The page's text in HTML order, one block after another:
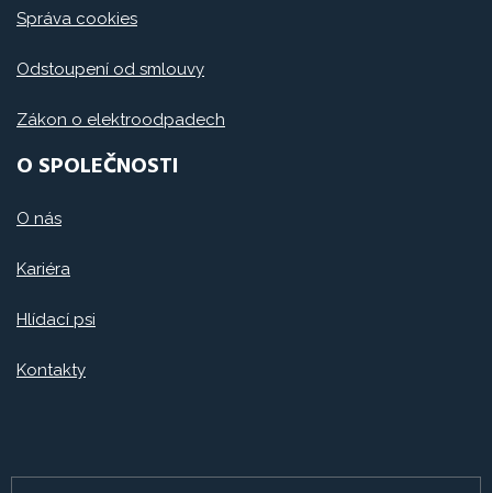
Správa cookies
Odstoupení od smlouvy
Zákon o elektroodpadech
O SPOLEČNOSTI
O nás
Kariéra
Hlídací psi
Kontakty